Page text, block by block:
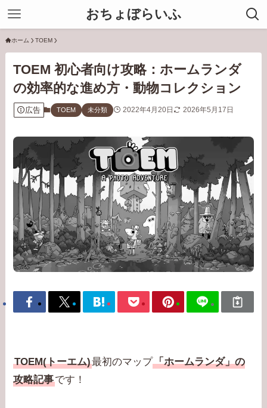
おちょぼらいふ
ホーム TOEM
TOEM 初心者向け攻略：ホームランダ
の効率的な進め方・動物コレクション
広告 TOEM 未分類 2022年4月20日 2026年5月17日
TOEM(トーエム)最初のマップ「ホームランダ」の
攻略記事です！